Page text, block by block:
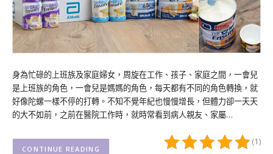
身為忙碌的上班族及家庭婦女，周旋在工作、孩子、家庭之間，一會兒
是上班族的角色，一會兒是媽媽的角色，每天都有不同的角色轉換，就
好像陀螺一樣不停的打轉。不知不覺年紀也慢慢增長，但體力卻一天天
的大不如前，之前在醫院工作時，就時常看到病人親友、家屬…
(1)
CONTINUE READING